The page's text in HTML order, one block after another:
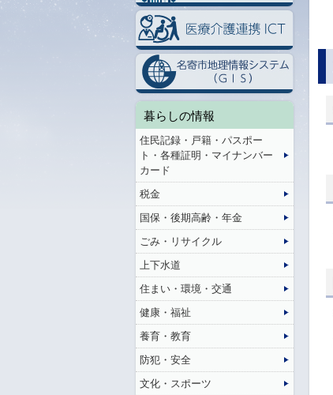
暮らしの情報
住民記録・戸籍・パスポー
ト・各種証明・マイナンバー
カード
税金
国保・後期高齢・年金
ごみ・リサイクル
上下水道
住まい・環境・交通
健康・福祉
養育・教育
防犯・安全
文化・スポーツ